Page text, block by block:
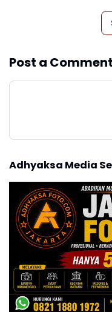
Post a Comment
Adhyaksa Media